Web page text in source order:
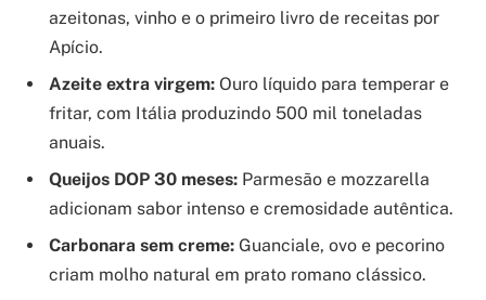
azeitonas, vinho e o primeiro livro de receitas por
Apício.
Azeite extra virgem: Ouro líquido para temperar e
fritar, com Itália produzindo 500 mil toneladas
anuais.
Queijos DOP 30 meses: Parmesão e mozzarella
adicionam sabor intenso e cremosidade autêntica.
Carbonara sem creme: Guanciale, ovo e pecorino
criam molho natural em prato romano clássico.